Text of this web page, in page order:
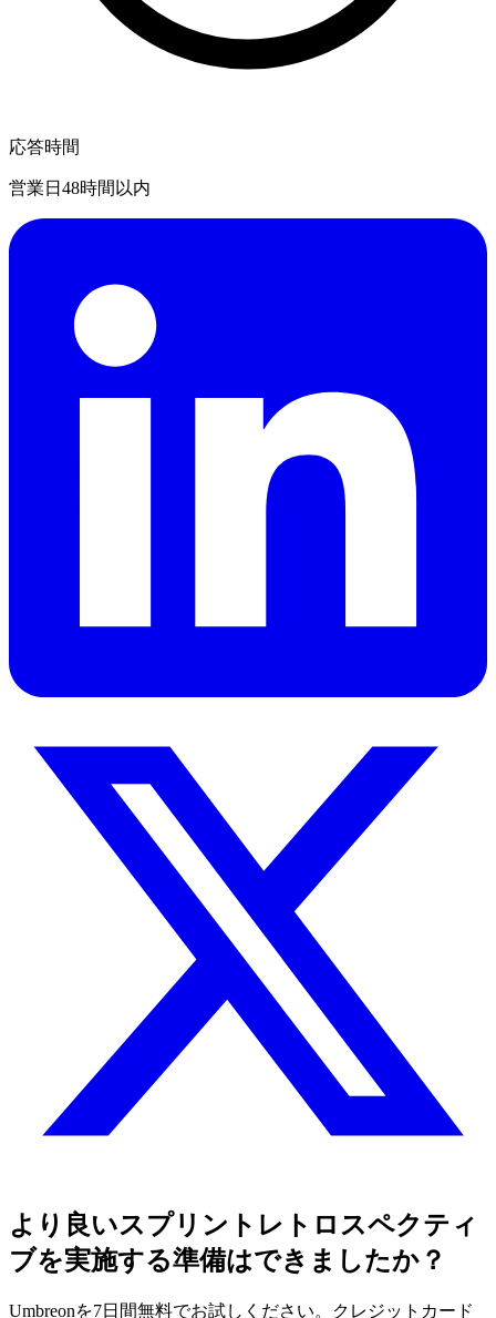
応答時間
営業日48時間以内
より良いスプリントレトロスペクティ
ブを実施する準備はできましたか？
Umbreonを7日間無料でお試しください。クレジットカード